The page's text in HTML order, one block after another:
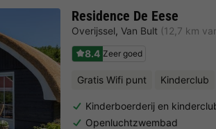
Residence De Eese
Overijssel, Van Bult (12,7 km
8.4 Zeer goed
Gratis Wifi punt Kinderclub
Kinderboerderij en
Openluchtzwembad